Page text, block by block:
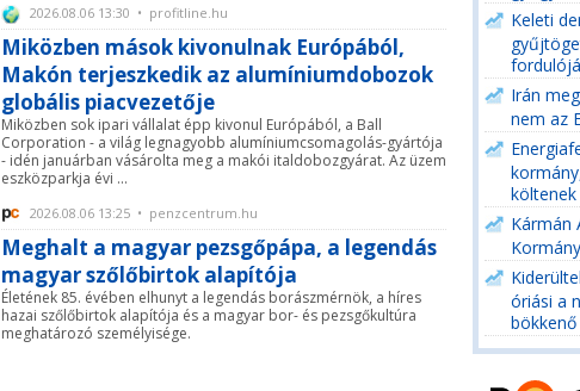
2026.08.06 13:30 • profitline.hu
Miközben mások kivonulnak Európából,
Makón terjeszkedik az alumíniumdobozok
globális piacvezetője
Miközben sok ipari vállalat épp kivonul Európából, a Ball
Corporation - a világ legnagyobb alumíniumcsomagolás-gyártója
- idén januárban vásárolta meg a makói italdobozgyárat. Az üzem
eszközparkja évi ...
2026.08.06 13:25 • penzcentrum.hu
Meghalt a magyar pezsgőpápa, a legendás
magyar szőlőbirtok alapítója
Életének 85. évében elhunyt a legendás borászmérnök, a híres
hazai szőlőbirtok alapítója és a magyar bor- és pezsgőkultúra
meghatározó személyisége.
Keleti
Irán
nem az
költenek
Kármán
óriási a
bökkenő